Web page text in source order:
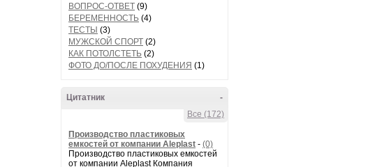
ВОПРОС-ОТВЕТ (9)
БЕРЕМЕННОСТЬ (4)
ТЕСТЫ (3)
МУЖСКОЙ СПОРТ (2)
КАК ПОТОЛСТЕТЬ (2)
ФОТО ДО/ПОСЛЕ ПОХУДЕНИЯ (1)
-
Цитатник
Все (172)
Производство пластиковых
емкостей от компании Aleplast - (0)
Производство пластиковых емкостей
от компании Aleplast Компания